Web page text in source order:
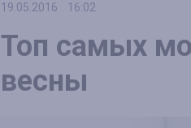
19.05.2016 16:02
Топ самых
весны